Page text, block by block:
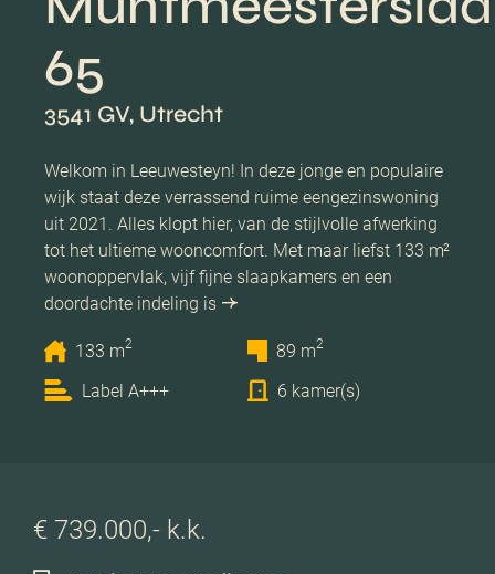
65
3541 GV, Utrecht
Welkom in Leeuwesteyn! In deze jonge en populaire
wijk staat deze verrassend ruime eengezinswoning
uit 2021. Alles klopt hier, van de stijlvolle afwerking
tot het ultieme wooncomfort. Met maar liefst 133 m²
woonoppervlak, vijf fijne slaapkamers en een
doordachte indeling is
133 m2 89 m2
Label A+++ 6 kamer(s)
€ 739.000,- k.k.